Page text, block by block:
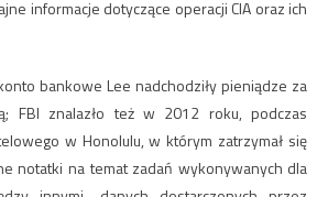
informacje dotyczące operacji CIA oraz ich
bankowe Lee nadchodziły pieniądze za
FBI znalazło też w 2012 roku, podczas
w Honolulu, w którym zatrzymał się
notatki na temat zadań wykonywanych dla